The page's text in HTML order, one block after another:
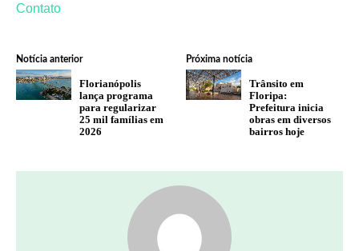
Contato
Notícia anterior
Florianópolis
lança programa
para regularizar
25 mil famílias em
2026
Próxima notícia
Trânsito em
Floripa:
Prefeitura inicia
obras em diversos
bairros hoje